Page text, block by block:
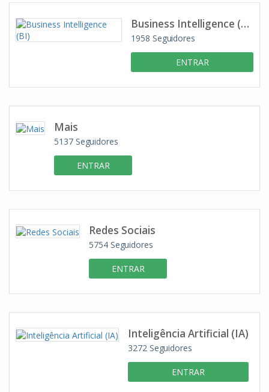
Business Intelligence (BI)
1958 Seguidores
ENTRAR
Mais
5137Seguidores
ENTRAR
Redes Sociais
5754Seguidores
ENTRAR
Inteligência Artificial (IA)
3272Seguidores
ENTRAR